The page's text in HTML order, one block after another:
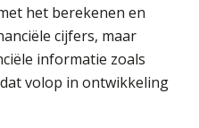
het berekenen en
cijfers, maar
informatie zoals
volop in ontwikkeling
over en aangiften van erf-
Tijd om je loopbaan onder
te nemen.